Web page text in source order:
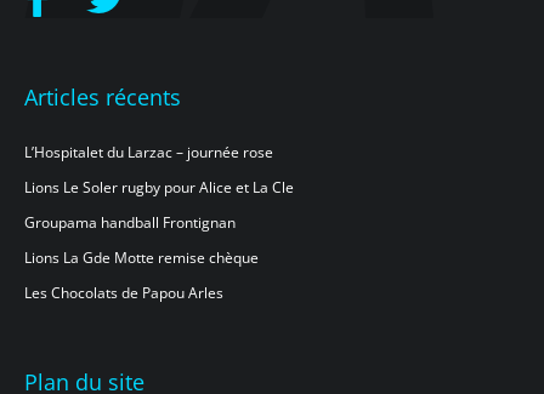
Articles récents
L’Hospitalet du Larzac – journée rose
Lions Le Soler rugby pour Alice et La Cle
Groupama handball Frontignan
Lions La Gde Motte remise chèque
Les Chocolats de Papou Arles
Plan du site